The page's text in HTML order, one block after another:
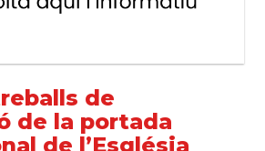
de
de la portada
de l’Església